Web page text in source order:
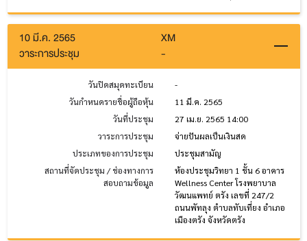
10 มี.ค. 2565
XM
วาระการประชุม
-
วันปิดสมุดทะเบียน
-
วันกำหนดรายชื่อผู้ถือหุ้น
11 มี.ค. 2565
วันที่ประชุม
27 เม.ย. 2565 14:00
วาระการประชุม
จ่ายปันผลเป็นเงินสด
ประเภทของการประชุม
ประชุมสามัญ
สถานที่จัดประชุม / ช่องทางการ
สอบถามข้อมูล
ห้องประชุมวิทยา 1 ชั้น 6 อาคาร
Wellness Center โรงพยาบาล
วัฒนแพทย์ ตรัง เลขที่ 247/2
ถนนพัทลุง ตำบลทับเที่ยง อำเภอ
เมืองตรัง จังหวัดตรัง